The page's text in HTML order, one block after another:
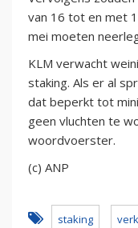
van 16 tot en met
mei moeten
KLM verwacht
staking. Als er al
dat beperkt tot
geen vluchten te
woordvoerster.
(c) ANP
staking